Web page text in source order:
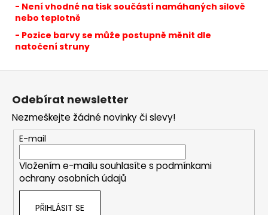
- Není vhodné na tisk součástí namáhaných silově
nebo teplotně
- Pozice barvy se může postupně měnit dle
natočení struny
Odebírat newsletter
Nezmeškejte žádné novinky či slevy!
E-mail
Vložením e-mailu souhlasíte s podmínkami
ochrany osobních údajů
PŘIHLÁSIT SE